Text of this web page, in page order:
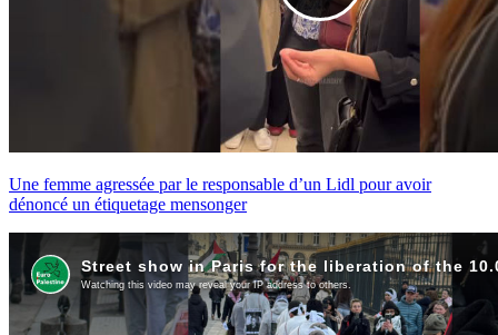
Une femme agressée par le responsable d’un Lidl pour avoir
dénoncé un étiquetage mensonger